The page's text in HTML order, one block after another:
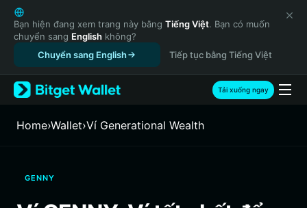
English
日本語
Tiếng Việt
Русский
Español (Latinoamérica)
Türkçe
Français
繁體中文
Bahasa Indonesia
Bạn hiện đang xem trang này bằng Tiếng Việt. Bạn có muốn
chuyển sang English không?
Chuyển sang English
Tiếp tục bằng Tiếng Việt
Tải xuống ngay
Home›Wallet›‌Ví Generational Wealth
GENNY